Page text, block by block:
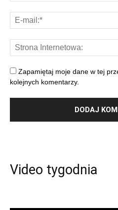
Zapamiętaj moje dane w tej
kolejnych komentarzy.
Video tygodnia